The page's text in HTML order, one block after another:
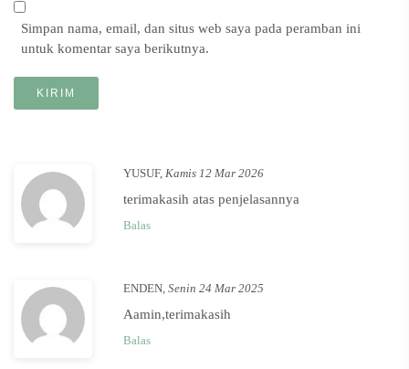
Simpan nama, email, dan situs web saya pada peramban ini
untuk komentar saya berikutnya.
YUSUF, Kamis 12 Mar 2026
terimakasih atas penjelasannya
Balas
ENDEN Senin 24 Mar 2025
Aamin,terimakasih
Balas